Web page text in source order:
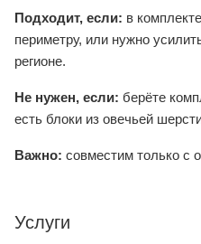
Подходит, если: в
периметру, или нужно
регионе.
Не нужен, если: берёте
есть блоки из овечьей
Важно: совместим только с
Услуги